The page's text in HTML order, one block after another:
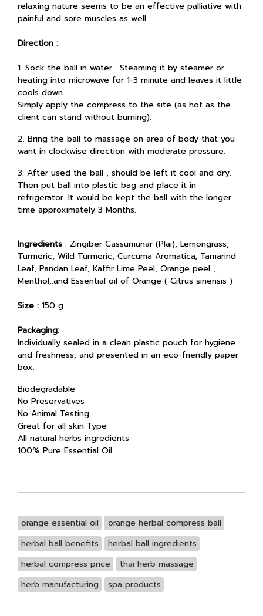
relaxing nature seems to be an effective palliative with
painful and sore muscles as well
Direction :
1. Sock the ball in water . Steaming it by steamer or
heating into microwave for 1-3 minute and leaves it little
cools down.
Simply apply the compress to the site (as hot as the
client can stand without burning).
2. Bring the ball to massage on area of body that you
want in clockwise direction with moderate pressure.
3. After used the ball , should be left it cool and dry.
Then put ball into plastic bag and place it in
refrigerator. It would be kept the ball with the longer
time approximately 3 Months.
Ingredients : Zingiber Cassumunar (Plai), Lemongrass,
Turmeric, Wild Turmeric, Curcuma Aromatica, Tamarind
Leaf, Pandan Leaf, Kaffir Lime Peel, Orange peel ,
Menthol,.and Essential oil of Orange ( Citrus sinensis )
Size : 150 g
Packaging:
Individually sealed in a clean plastic pouch for hygiene
and freshness, and presented in an eco-friendly paper
box.
Biodegradable
No Preservatives
No Animal Testing
Great for all skin Type
All natural herbs ingredients
100% Pure Essential Oil
orange essential oil
orange herbal compress ball
herbal ball benefits
herbal ball ingredients
herbal compress price
thai herb massage
herb manufacturing
spa products